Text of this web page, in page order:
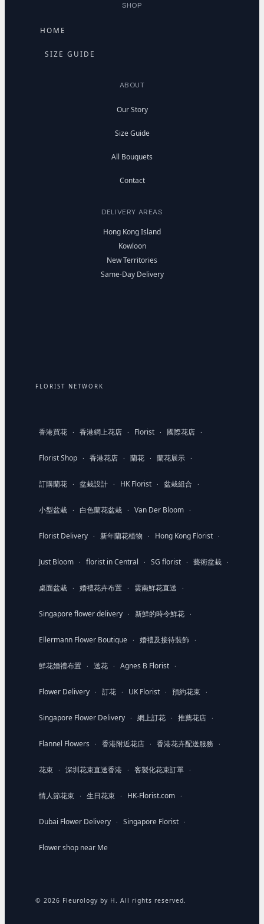
SHOP
HOME
SIZE GUIDE
ABOUT
Our Story
Size Guide
All Bouquets
Contact
DELIVERY AREAS
Hong Kong Island
Kowloon
New Territories
Same-Day Delivery
FLORIST NETWORK
香港買花 · 香港網上花店 · Florist · 國際花店 ·
Florist Shop · 香港花店 · 蘭花 · 蘭花展示 ·
訂購蘭花 · 盆栽設計 · HK Florist · 盆栽組合 ·
小型盆栽 · 白色蘭花盆栽 · Van Der Bloom ·
Florist Delivery · 新年蘭花植物 · Hong Kong Florist ·
Just Bloom · florist in Central · SG florist · 藝術盆栽 ·
桌面盆栽 · 婚禮花卉布置 · 雲南鮮花直送 ·
Singapore flower delivery · 新鮮的時令鮮花 ·
Ellermann Flower Boutique · 婚禮及接待裝飾 ·
鮮花婚禮布置 · 送花 · Agnes B Florist ·
Flower Delivery · 訂花 · UK Florist · 預約花束 ·
Singapore Flower Delivery · 網上訂花 · 推薦花店 ·
Flannel Flowers · 香港附近花店 · 香港花卉配送服務 ·
花束 · 深圳花束直送香港 · 客製化花束訂單 ·
情人節花束 · 生日花束 · HK-Florist.com ·
Dubai Flower Delivery · Singapore Florist ·
Flower shop near Me
© 2026 Fleurology by H. All rights reserved.